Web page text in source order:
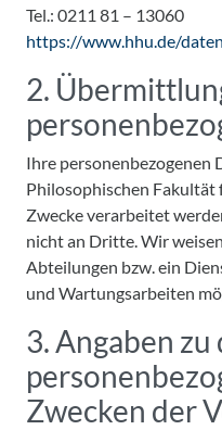
Tel.: 0211 81 – 13060
https://www.hhu.de/
2.
Ihre personenbezogenen
Philosophischen
Zwecke verarbeitet
nicht an Dritte. Wir
Abteilungen bzw. ein
und Wartungsarbeiten
3. Angaben
Zwecken der